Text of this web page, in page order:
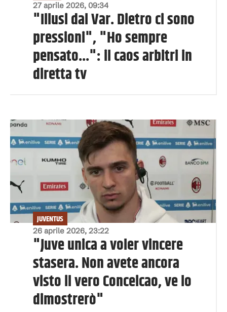
27 aprile 2026, 09:34
"Illusi dal Var. Dietro ci sono
pressioni", "Ho sempre
pensato...": il caos arbitri in
diretta tv
26 aprile 2026, 23:22
JUVENTUS
"Juve unica a voler vincere
stasera. Non avete ancora
visto il vero Conceicao, ve lo
dimostrerò"